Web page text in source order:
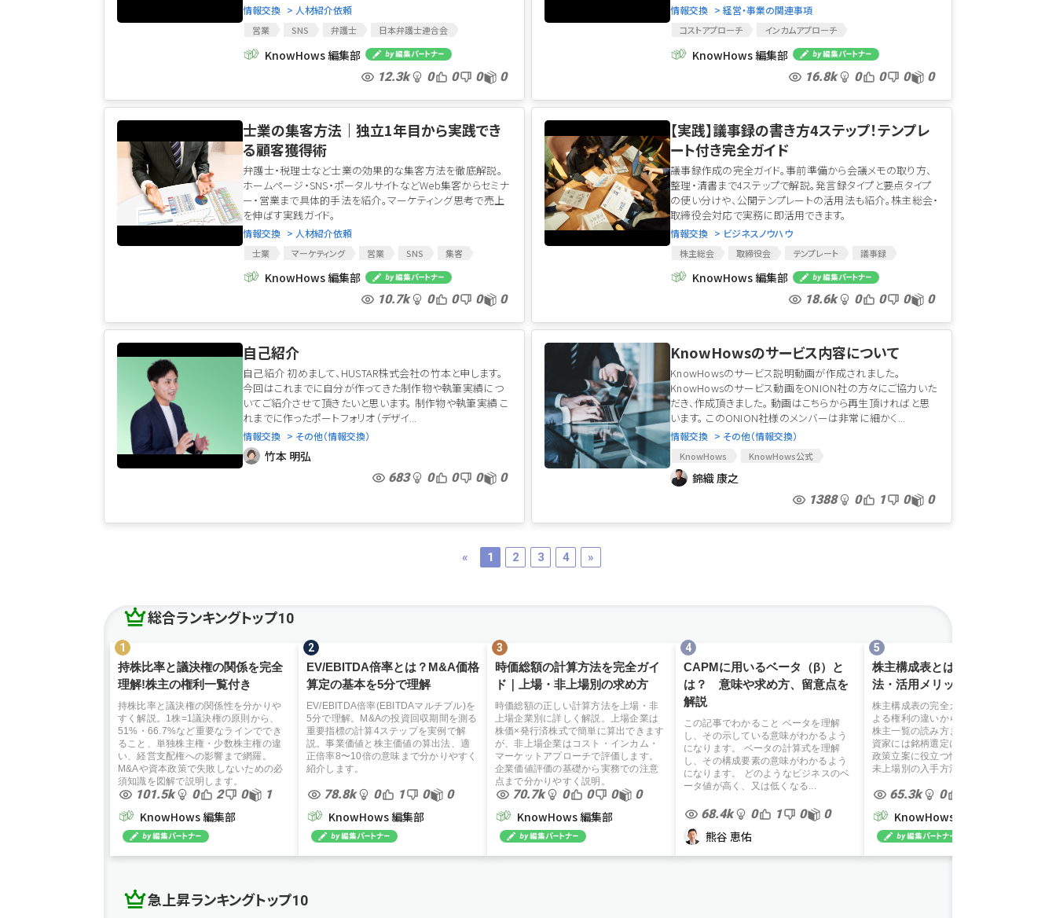
情報交換 > 人材紹介依頼
営業 SNS 弁護士
日本弁護士連合会
パートナー
セミナー 無料相談
KnowHows 編集部
12.3k 0 0 0 0
情報交換 > 経営・事業の関連事項
コストアプローチ
インカムアプローチ
マーケットアプローチ
M&A 事業価値
KnowHows 編集部
16.8k 0 0 0 0
士業の集客方法｜独立1年目から実践でき
る顧客獲得術
弁護士・税理士など士業の効果的な集客方法を徹底解説。
ホームページ・SNS・ポータルサイトなどWeb集客からセミナ
ー・営業まで具体的手法を紹介。マーケティング思考で売上
を伸ばす実践ガイド。
情報交換 > 人材紹介依頼
士業 マーケティング 営業 SNS
集客
ホームページ
Google マイビジネス
SEO対策
KnowHows 編集部
10.7k 0 0 0 0
【実践】議事録の書き方4ステップ！テンプレ
ート付き完全ガイド
議事録作成の完全ガイド。事前準備から会議メモの取り方、
整理・清書まで4ステップで解説。発言録タイプと要点タイプ
の使い分けや、公開テンプレートの活用法も紹介。株主総会・
取締役会対応で実務に即活用できます。
情報交換 > ビジネスノウハウ
株主総会 取締役会 テンプレート 議事録
KnowHows 編集部
18.6k 0 0 0 0
自己紹介
自己紹介 初めまして、HUSTAR株式会社の竹本と申します。
今回はこれまでに自分が作ってきた制作物や執筆実績につ
いてご紹介させて頂きたいと思います。 制作物や執筆実績 こ
れまでに作ったポートフォリオ（デザイ...
情報交換 > その他（情報交換）
竹本 明弘
683 0 0 0 0
KnowHowsのサービス内容について
KnowHowsのサービス説明動画が作成されました。
KnowHowsのサービス動画をONION社の方々にご協力いた
だき、作成頂きました。 動画はこちらから再生頂ければと思
います。 このONION社様のメンバーは非常に細かく...
情報交換 > その他（情報交換）
KnowHows KnowHows公式
錦織 康之
1388 0 1 0 0
« 1 2 3 4 »
総合ランキングトップ10
持株比率と議決権の関係を完全
理解!株主の権利一覧付き
持株比率と議決権の関係性を分かりや
すく解説。1株=1議決権の原則から、
51%・66.7%など重要なラインででき
ること、単独株主権・少数株主権の違
い、経営支配権への影響まで網羅。
M&Aや資本政策で失敗しないための必
須知識を図解で説明します。
101.5k 0 2 0 1
KnowHows 編集部
EV/EBITDA倍率とは？M&A価格
算定の基本を5分で理解
EV/EBITDA倍率(EBITDAマルチプル)を
5分で理解。M&Aの投資回収期間を測る
重要指標の計算4ステップを実例で解
説。事業価値と株主価値の算出法、適
正倍率8〜10倍の意味まで分かりやすく
紹介します。
78.8k 0 1 0 0
KnowHows 編集部
時価総額の計算方法を完全ガイ
ド｜上場・非上場別の求め方
時価総額の正しい計算方法を上場・非
上場企業別に詳しく解説。上場企業は
株価×発行済株式で簡単に算出できます
が、非上場企業はコスト・インカム・
マーケットアプローチで評価します。
企業価値評価の基礎から実務での注意
点まで分かりやすく説明。
70.7k 0 0 0 0
KnowHows 編集部
CAPMに用いるベータ（β）と
は？ 意味や求め方、留意点を
解説
この記事でわかること ベータを理解
し、その示している意味がわかるよう
になります。 ベータの計算式を理解
し、その構成要素の意味がわかるよう
になります。 どのようなビジネスのベ
ータ値が高く、又は低くなる...
68.4k 0 1 0 0
熊谷 恵佑
株主構成表とは？見方・入手方
法・活用メリットを徹底解説
株主構成表の完全ガイド。持株比率に
よる権利の違いから所有者別状況・大
株主一覧の読み方まで詳しく解説。投
資家には銘柄選定に、経営者には資本
政策立案に役立つ情報が満載。上場・
未上場別の入手方法も紹介します。
65.3k 0
KnowHows 編集部
急上昇ランキングトップ10